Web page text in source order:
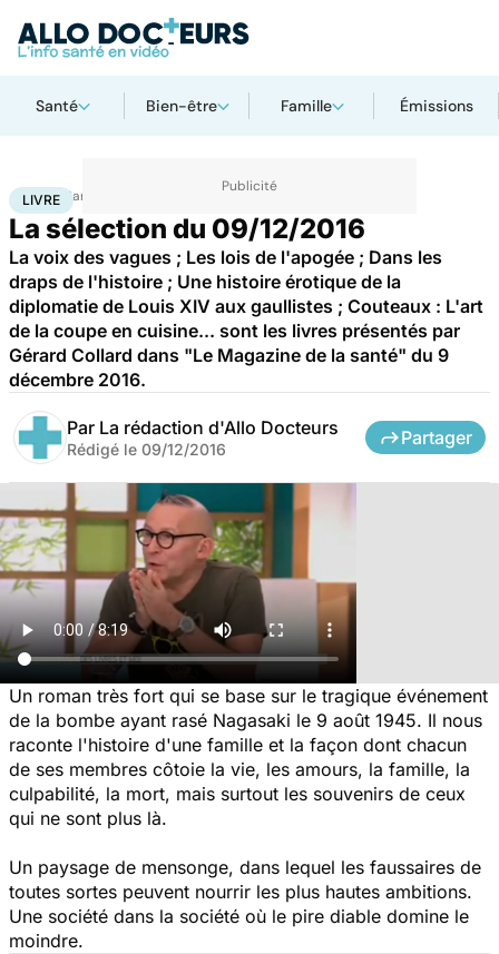
Santé Bien-être Famille Émissions
Accueil Santé
LIVRE
La sélection du 09/12/2016
La voix des vagues ; Les lois de l'apogée ; Dans les
draps de l'histoire ; Une histoire érotique de la
diplomatie de Louis XIV aux gaullistes ; Couteaux : L'art
de la coupe en cuisine... sont les livres présentés par
Gérard Collard dans "Le Magazine de la santé" du 9
décembre 2016.
Par La rédaction d'Allo Docteurs
Rédigé le 09/12/2016
Partager
Un roman très fort qui se base sur le tragique événement
de la bombe ayant rasé Nagasaki le 9 août 1945. Il nous
raconte l'histoire d'une famille et la façon dont chacun
de ses membres côtoie la vie, les amours, la famille, la
culpabilité, la mort, mais surtout les souvenirs de ceux
qui ne sont plus là.
Un paysage de mensonge, dans lequel les faussaires de
toutes sortes peuvent nourrir les plus hautes ambitions.
Une société dans la société où le pire diable domine le
moindre.